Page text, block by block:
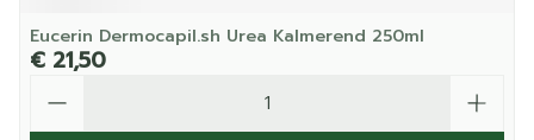
Eucerin Dermocapil.sh Urea Kalmerend 250ml
€ 21,50